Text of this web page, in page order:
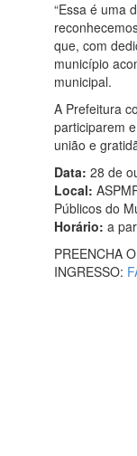
“Essa é uma
que, com
município
municipal.
A Prefeitura
participarem
união e
Data: 28 de
Local:
Públicos do
Horário: a
PREENCHA
INGRESSO: